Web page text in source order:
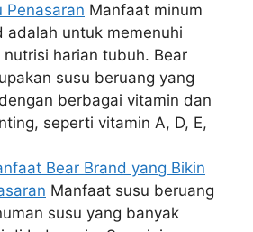
Penasaran Manfaat minum
adalah untuk memenuhi
harian tubuh. Bear
susu beruang yang
berbagai vitamin dan
seperti vitamin A, D, E,
Bear Brand yang Bikin
Manfaat susu beruang
susu yang banyak